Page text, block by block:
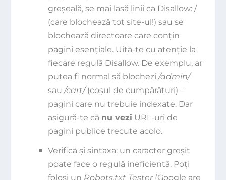
greșeală, se mai lasă linii ca Disallow: /
(care blochează tot site-ul!) sau se
blochează directoare care conțin
pagini esențiale. Uită-te cu atenție la
fiecare regulă Disallow. De exemplu, ar
putea fi normal să blochezi/admin/
sau/cart/(coșul de cumpărături) –
pagini care nu trebuie indexate. Dar
asigură-te că nu vezi URL-uri de
pagini publice trecute acolo.
Verifică și sintaxa: un caracter greșit
poate face o regulă ineficientă. Poți
folosi un Robots.txt Tester(Google are